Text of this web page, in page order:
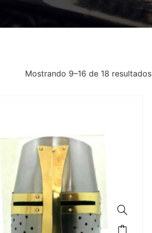
Mostrando 9–16 de 18 resultados